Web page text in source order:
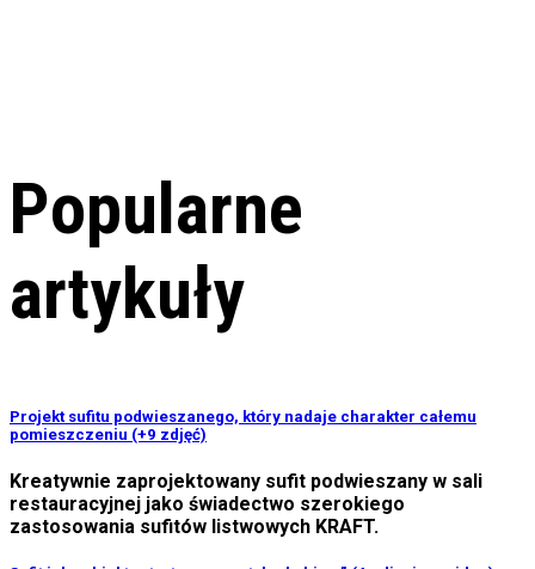
Popularne
artykuły
Projekt sufitu podwieszanego, który nadaje charakter całemu
pomieszczeniu (+9 zdjęć)
Kreatywnie zaprojektowany sufit podwieszany w sali
restauracyjnej jako świadectwo szerokiego
zastosowania sufitów listwowych KRAFT.